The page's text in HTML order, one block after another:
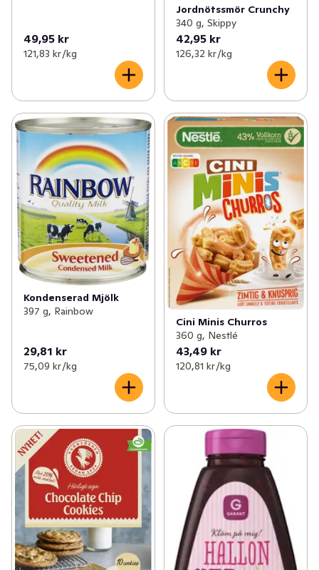
49,95 kr
121,83 kr /kg
Jordnötssmör Crunchy
340 g, Skippy
42,95 kr
126,32 kr /kg
Kondenserad Mjölk
397 g, Rainbow
29,81 kr
75,09 kr /kg
Cini Minis Churros
360 g, Nestlé
43,49 kr
120,81 kr /kg